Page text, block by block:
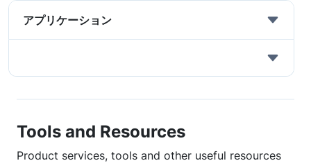
アプリケーション
Tools and Resources
Product services, tools and other useful resources